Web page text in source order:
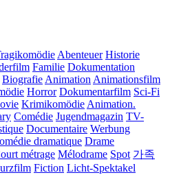
Abenteuer Historie
Familie Dokumentation
BiografieAnimationAnimationsfilm
Horror Dokumentarfilm Sci-Fi
KrimikomödieAnimation.
Comédie Jugendmagazin TV-
Documentaire Werbung
dramatique Drame
métrage Mélodrame Spot 가족
Fiction Licht-Spektakel